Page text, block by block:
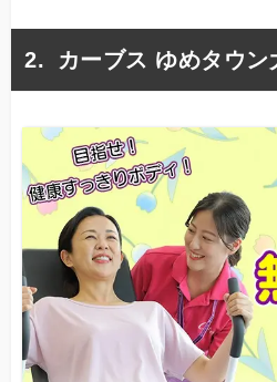
カーブス ゆめタウン